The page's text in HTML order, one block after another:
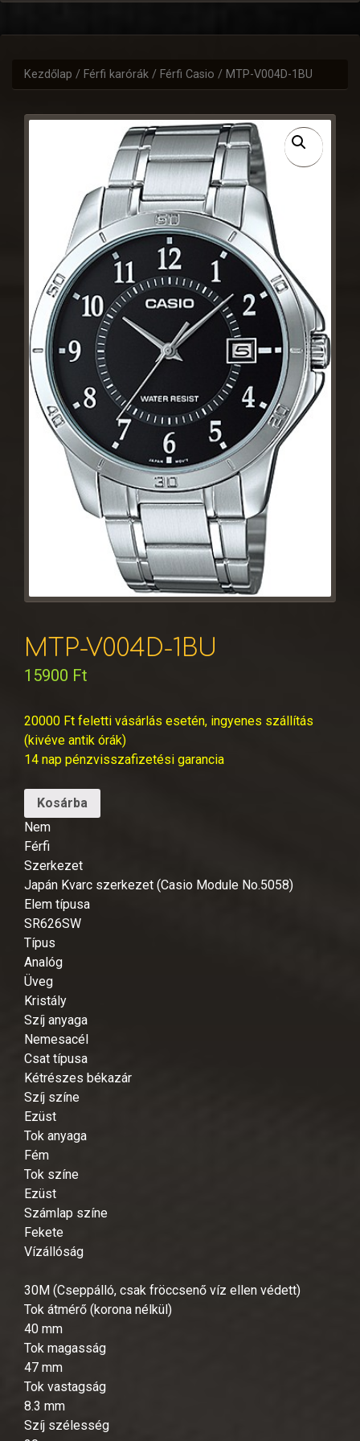
Kezdőlap / Férfi karórák / Férfi Casio / MTP-V004D-1BU
MTP-V004D-1BU
15900 Ft
20000 Ft feletti vásárlás esetén, ingyenes szállítás
(kivéve antik órák)
14 nap pénzvisszafizetési garancia
Kosárba
Nem
Férfi
Szerkezet
Japán Kvarc szerkezet (Casio Module No.5058)
Elem típusa
SR626SW
Típus
Analóg
Üveg
Kristály
Szíj anyaga
Nemesacél
Csat típusa
Kétrészes békazár
Szíj színe
Ezüst
Tok anyaga
Fém
Tok színe
Ezüst
Számlap színe
Fekete
Vízállóság
30M (Cseppálló, csak fröccsenő víz ellen védett)
Tok átmérő (korona nélkül)
40 mm
Tok magasság
47 mm
Tok vastagság
8.3 mm
Szíj szélesség